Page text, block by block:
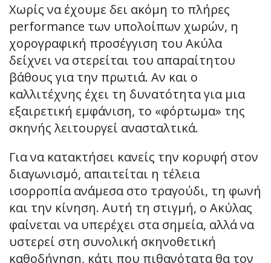
Χωρίς να έχουμε δει ακόμη το πλήρες
performance των υπολοίπων χωρών, η
χορογραφική προσέγγιση του Ακύλα
δείχνει να στερείται του απαραίτητου
βάθους για την πρωτιά. Αν και ο
καλλιτέχνης έχει τη δυνατότητα για μια
εξαιρετική εμφάνιση, το «φόρτωμα» της
σκηνής λειτουργεί ανασταλτικά.
Για να κατακτήσει κανείς την κορυφή στον
διαγωνισμό, απαιτείται η τέλεια
ισορροπία ανάμεσα στο τραγούδι, τη φωνή
και την κίνηση. Αυτή τη στιγμή, ο Ακύλας
φαίνεται να υπερέχει στα σημεία, αλλά να
υστερεί στη συνολική σκηνοθετική
καθοδήγηση, κάτι που πιθανότατα θα τον